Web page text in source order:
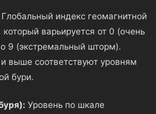
Глобальный индекс геомагнитной
который варьируется от 0 (очень
9 (экстремальный шторм).
выше соответствуют уровням
бури.
Уровень по шкале